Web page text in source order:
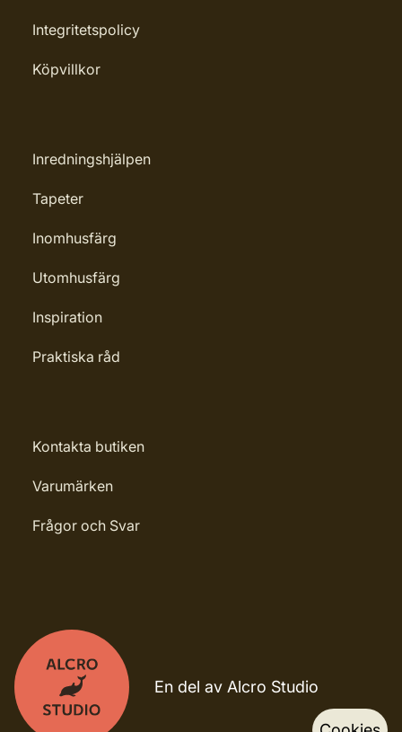
Integritetspolicy
Köpvillkor
Inredningshjälpen
Tapeter
Inomhusfärg
Utomhusfärg
Inspiration
Praktiska råd
Kontakta butiken
Varumärken
Frågor och Svar
En del av Alcro Studio